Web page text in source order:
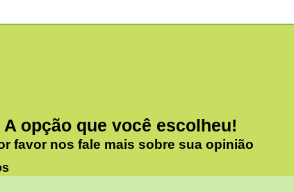
A opção que você escolheu!
favor nos fale mais sobre sua opinião